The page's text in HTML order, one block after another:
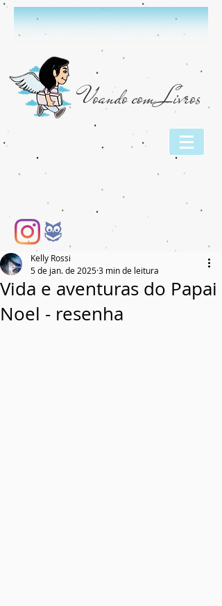
Voando com Livros
Vida e aventuras do Papai
Noel - resenha
Kelly Rossi
5 de jan. de 20253 min de leitura